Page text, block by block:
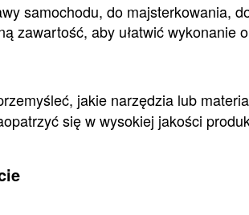
samochodu, do majsterkowania,
zawartość, aby ułatwić wykonanie
jakie narzędzia lub
się w wysokiej jakości